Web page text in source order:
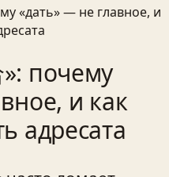
«дать» — не главное, и
почему
и как
адресата